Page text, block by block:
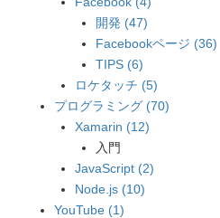
開発 (47)
Facebookページ (36)
TIPS (6)
ロケタッチ (5)
プログラミング (70)
Xamarin (12)
入門
JavaScript (2)
Node.js (10)
YouTube (1)